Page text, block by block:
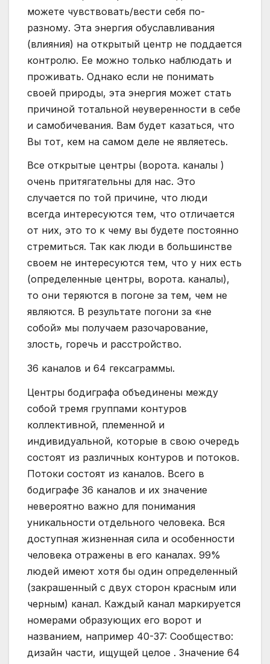
можете чувствовать/вести себя по-
разному. Эта энергия обуславливания
(влияния) на открытый центр не поддается
контролю. Ее можно только наблюдать и
проживать. Однако если не понимать
своей природы, эта энергия может стать
причиной тотальной неуверенности в себе
и самобичевания. Вам будет казаться, что
Вы тот, кем на самом деле не являетесь.
Все открытые центры (ворота. каналы )
очень притягательны для нас. Это
случается по той причине, что люди
всегда интересуются тем, что отличается
от них, это то к чему вы будете постоянно
стремиться. Так как люди в большинстве
своем не интересуются тем, что у них есть
(определенные центры, ворота. каналы),
то они теряются в погоне за тем, чем не
являются. В результате погони за «не
собой» мы получаем разочарование,
злость, горечь и расстройство.
36 каналов и 64 гексаграммы.
Центры бодиграфа объединены между
собой тремя группами контуров
коллективной, племенной и
индивидуальной, которые в свою очередь
состоят из различных контуров и потоков.
Потоки состоят из каналов. Всего в
бодиграфе 36 каналов и их значение
невероятно важно для понимания
уникальности отдельного человека. Вся
доступная жизненная сила и особенности
человека отражены в его каналах. 99%
людей имеют хотя бы один определенный
(закрашенный с двух сторон красным или
черным) канал. Каждый канал маркируется
номерами образующих его ворот и
названием, например 40-37: Сообщество:
дизайн части, ищущей целое . Значение 64